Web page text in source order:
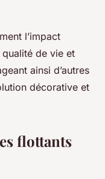
l’impact
de vie et
ainsi d’autres
décorative et
flottants